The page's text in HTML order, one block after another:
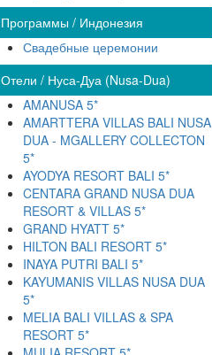
Программы / Индонезия
Свадебные церемонии
Отели / Нуса-Дуа (Nusa-Dua)
AMANUSA 5*
AMARTTERA VILLAS BALI NUSA
DUA - MGALLERY COLLECTON
5*
AYODYA RESORT BALI 5*
CENTARA GRAND NUSA DUA
RESORT & VILLAS 5*
GRAND HYATT 5*
HILTON BALI RESORT 5*
INAYA PUTRI BALI 5*
KAYUMANIS VILLAS NUSA DUA
5*
MELIA BALI VILLAS & SPA
RESORT 5*